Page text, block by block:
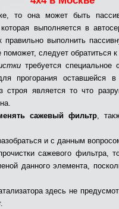
то она может быть
выполняется в
правильно выполнить
следует обратиться к
требуется специальное
прогорания
строя является то что
сажевый фильтр,
и с данным
сажевого фильтра,
данного элемента,
здесь не